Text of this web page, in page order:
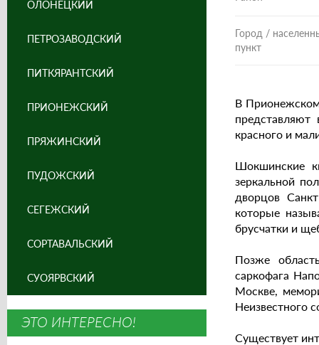
Город /
пункт
В Прионежском
красного и
Шокшинские
зеркальной
дворцов
которые
брусчатки и
Позже
саркофага
Москве,
Неизвестного
Существует
ОЛОНЕЦКИЙ
ПЕТРОЗАВОДСКИЙ
ПИТКЯРАНТСКИЙ
ПРИОНЕЖСКИЙ
ПРЯЖИНСКИЙ
ПУДОЖСКИЙ
СЕГЕЖСКИЙ
СОРТАВАЛЬСКИЙ
СУОЯРВСКИЙ
ЭТО ИНТЕРЕСНО!